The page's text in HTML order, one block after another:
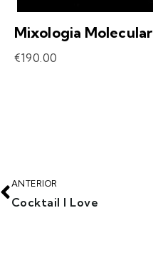
Mixologia Molecular
€190.00
ANTERIOR
Cocktail I Love